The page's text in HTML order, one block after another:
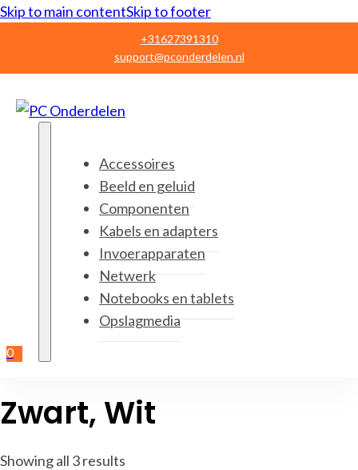
Skip to main contentSkip to footer
+31627391310
support@pconderdelen.nl
0
Accessoires
Beeld en geluid
Componenten
Kabels en adapters
Invoerapparaten
Netwerk
Notebooks en tablets
Opslagmedia
Zwart, Wit
Showing all 3 results